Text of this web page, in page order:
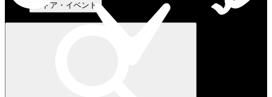
ストア・イベント